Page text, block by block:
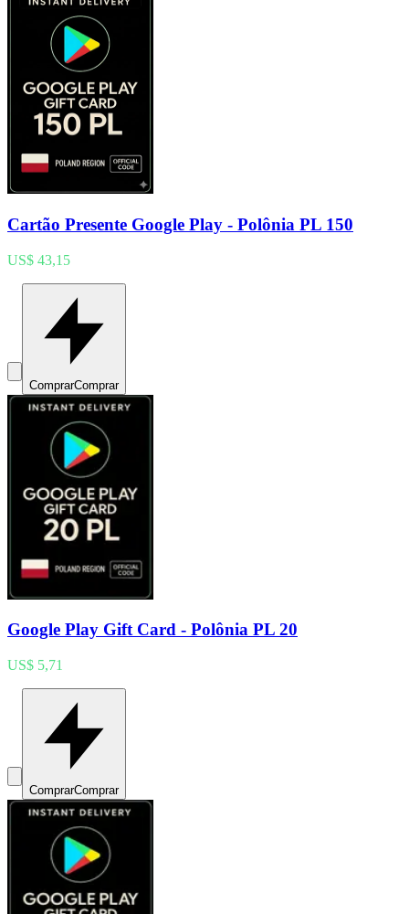
Cartão Presente Google Play - Polônia PL 150
US$ 43,15
ComprarComprar
Google Play Gift Card - Polônia PL 20
US$ 5,71
ComprarComprar